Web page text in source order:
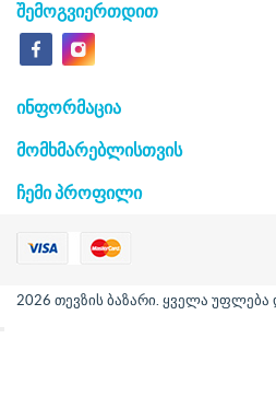
შემოგვიერთდით
ᲘᲜᲤᲝᲠᲛᲐᲪᲘᲐ
ᲛᲝᲛᲮᲛᲐᲠᲔᲑᲚᲘᲡᲗᲕᲘᲡ
ᲩᲔᲛᲘ ᲞᲠᲝᲤᲘᲚᲘ
2026 თევზის ბაზარი. ყველა უფლება